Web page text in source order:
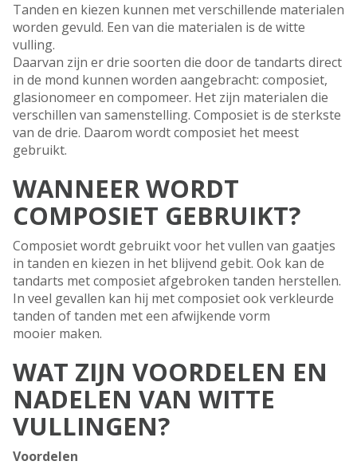
Tanden en kiezen kunnen met verschillende materialen
worden gevuld. Een van die materialen is de witte
vulling.
Daarvan zijn er drie soorten die door de tandarts direct
in de mond kunnen worden aangebracht: composiet,
glasionomeer en compomeer. Het zijn materialen die
verschillen van samenstelling. Composiet is de sterkste
van de drie. Daarom wordt composiet het meest
gebruikt.
WANNEER WORDT
COMPOSIET GEBRUIKT?
Composiet wordt gebruikt voor het vullen van gaatjes
in tanden en kiezen in het blijvend gebit. Ook kan de
tandarts met composiet afgebroken tanden herstellen.
In veel gevallen kan hij met composiet ook verkleurde
tanden of tanden met een afwijkende vorm
mooier maken.
WAT ZIJN VOORDELEN EN
NADELEN VAN WITTE
VULLINGEN?
Voordelen